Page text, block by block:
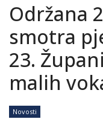
Održana
smotra
23.
malih
Novosti